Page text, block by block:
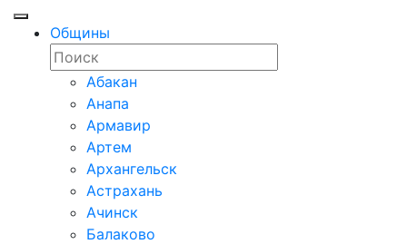
Общины
Абакан
Анапа
Армавир
Артем
Архангельск
Астрахань
Ачинск
Балаково